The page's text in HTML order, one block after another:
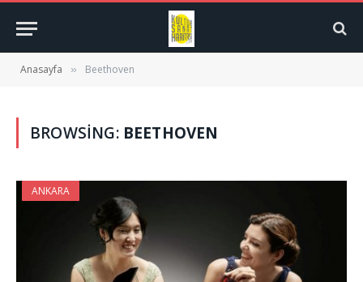
Anasayfa » Beethoven
BROWSING: BEETHOVEN
ANKARA